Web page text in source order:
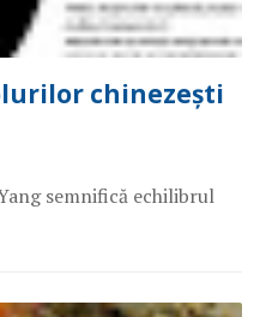
chinezești
semnifică echilibrul